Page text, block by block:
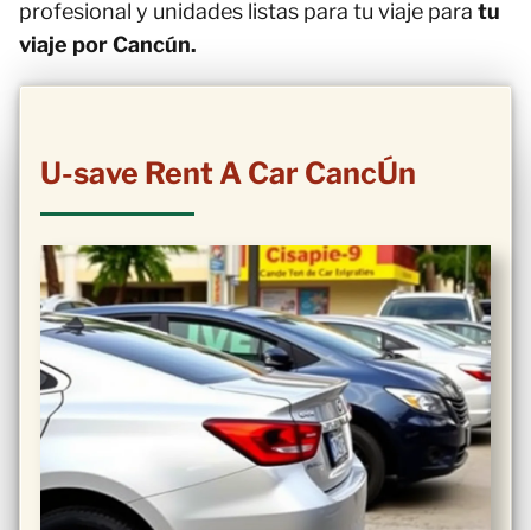
profesional y unidades listas para tu viaje para tu
viaje por Cancún.
U-save Rent A Car CancÚn